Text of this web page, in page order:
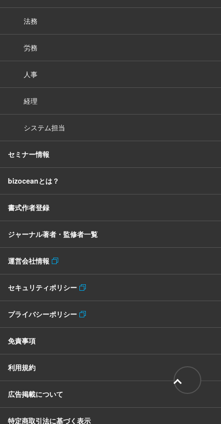
法務
労務
人事
経理
システム担当
セミナー情報
bizoceanとは？
書式作者登録
ジャーナル著者・監修者一覧
運営会社情報
セキュリティポリシー
プライバシーポリシー
免責事項
利用規約
広告掲載について
特定商取引法に基づく表示